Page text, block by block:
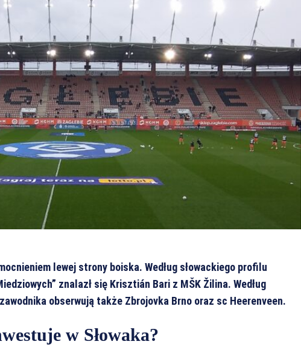
lewej strony boiska. Według słowackiego profilu
znalazł się Krisztián Bari z MŠK Žilina. Według
obserwują także Zbrojovka Brno oraz sc Heerenveen.
w Słowaka?